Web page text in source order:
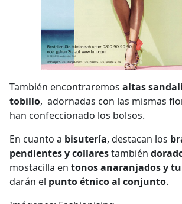
También encontraremos altas
tobillo, adornadas con las mismas
han confeccionado los bolsos.
En cuanto a bisutería, destacan los
pendientes y collarestambién
mostacilla en tonos anaranjados y
darán el punto étnico al conjunto.